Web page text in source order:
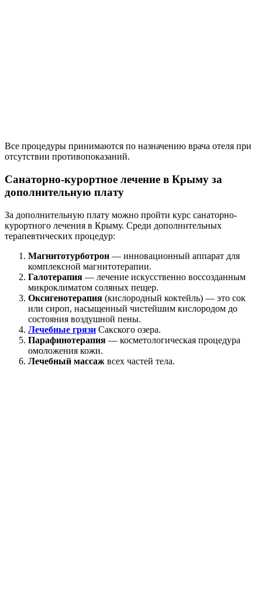
Все процедуры принимаются по назначению врача отеля при
отсутствии противопоказаний.
Санаторно-курортное лечение в Крыму за
дополнительную плату
За дополнительную плату можно пройти курс санаторно-
курортного лечения в Крыму. Среди дополнительных
терапевтических процедур:
Магнитотурботрон — инновационный аппарат для
комплексной магнитотерапии.
Галотерапия — лечение искусственно воссозданным
микроклиматом соляных пещер.
Оксигенотерапия (кислородный коктейль) — это сок
или сироп, насыщенный чистейшим кислородом до
состояния воздушной пены.
Лечебные грязи Сакского озера.
Парафинотерапия — косметологическая процедура
омоложения кожи.
Лечебный массаж всех частей тела.